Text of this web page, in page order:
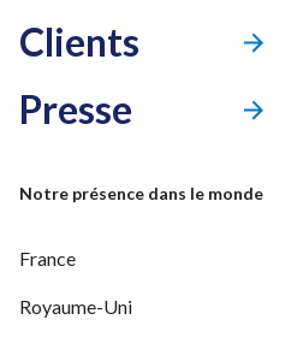
Clients
Presse
Notre présence dans le monde
France
Royaume-Uni